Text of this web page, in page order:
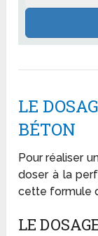
LE
BÉTON
Pour réaliser
doser à la
cette formule
LE